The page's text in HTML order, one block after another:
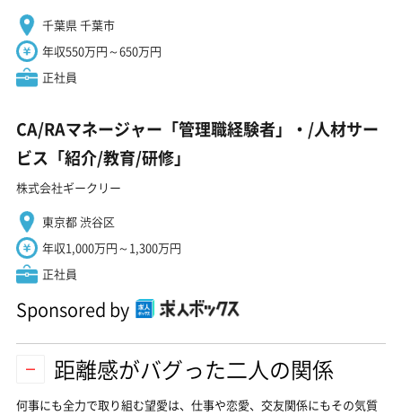
千葉県 千葉市
年収550万円～650万円
正社員
CA/RAマネージャー「管理職経験者」・/人材サー
ビス「紹介/教育/研修」
株式会社ギークリー
東京都 渋谷区
年収1,000万円～1,300万円
正社員
Sponsored by
距離感がバグった二人の関係
何事にも全力で取り組む望愛は、仕事や恋愛、交友関係にもその気質